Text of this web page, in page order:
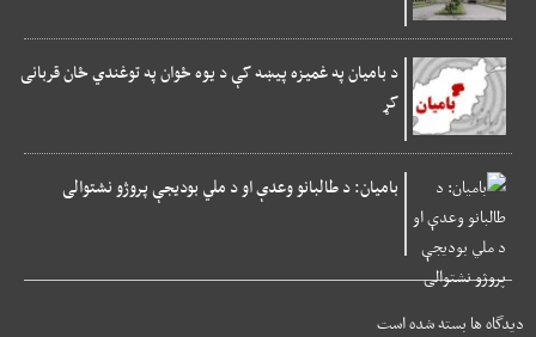
د بامیان په غمیزه پیښه کې د یوه ځوان په توغندي ځان قربانی
کړ
بامیان: د طالبانو وعدې او د ملي بودیجې پروژو نشتوالی
دیدگاه ها بسته شده است